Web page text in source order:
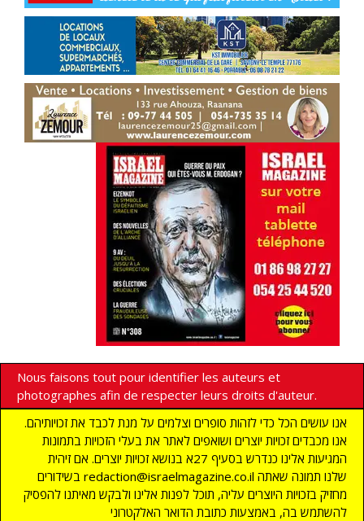
Nous faisons tout pour identifier les auteurs et
photographes afin de respecter leurs droits d'auteur.
אנו עושים הכל כדי לזהות סופרים וצלמים על מנת לכבד את זכויותיהם.
אנו מכבדים זכויות יוצרים ושואפים לאתר את בעלי הזכויות בתמונות
המגיעות אלינו כנדרש בסעיף 27א בנושא זכויות יוצרים. אם זיהית
בשידורים redaction@israelmagazine.co.il שלנו תמונה שאתה
מחזיק בזכויות היוצרים עליה, תוכל לפנות אלינו ולבקש מאיתנו להפסיק
להשתמש בה, באמצעות כתובת הדואר האלקטרוני